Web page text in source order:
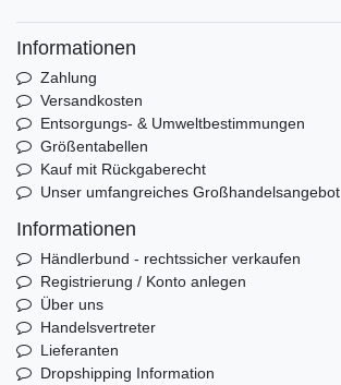
Informationen
Zahlung
Versandkosten
Entsorgungs- & Umweltbestimmungen
Größentabellen
Kauf mit Rückgaberecht
Unser umfangreiches Großhandelsangebot
Informationen
Händlerbund - rechtssicher verkaufen
Registrierung / Konto anlegen
Über uns
Handelsvertreter
Lieferanten
Dropshipping Information